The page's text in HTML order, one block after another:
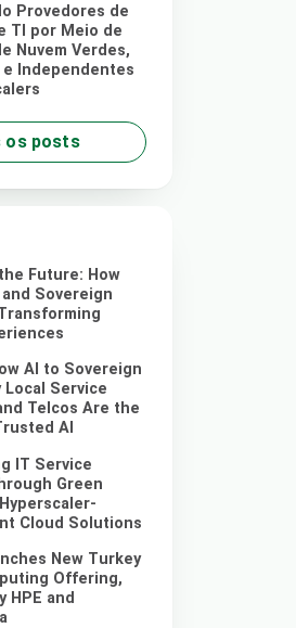
Provedores de
TI por Meio de
Nuvem Verdes,
e Independentes
os posts
Future: How
Sovereign
AI to Sovereign
Local Service
Telcos Are the
AI
IT Service
Green
Cloud Solutions
New Turkey
Offering,
HPE and